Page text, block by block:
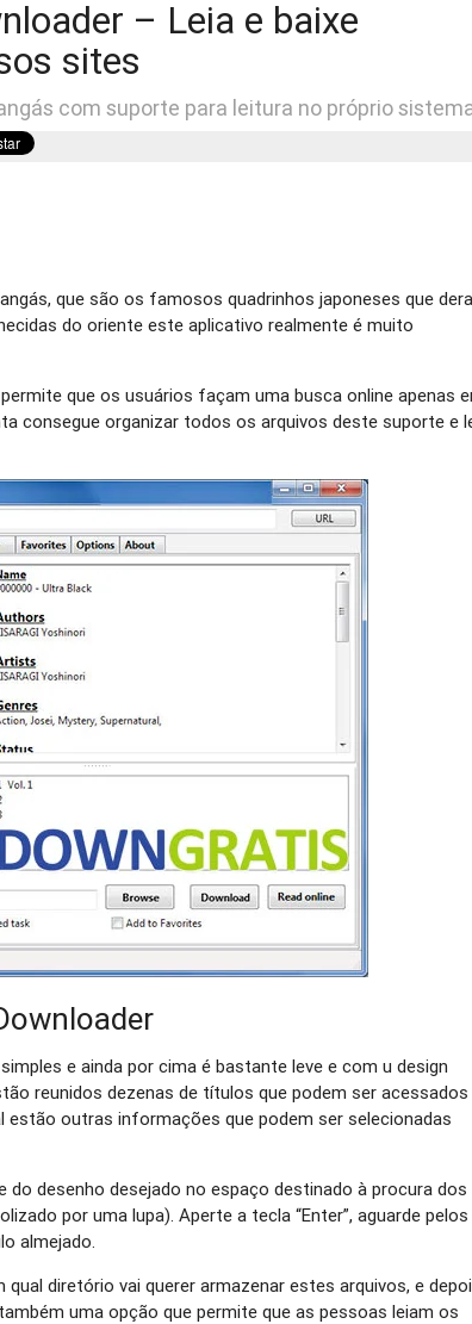
– Leia e baixe
sites
com suporte para leitura no próprio
que são os famosos quadrinhos japoneses que
do oriente este aplicativo realmente é muito
que os usuários façam uma busca online apenas
consegue organizar todos os arquivos deste suporte e
e ainda por cima é bastante leve e com u design
reunidos dezenas de títulos que podem ser acessados
estão outras informações que podem ser selecionadas
do desenho desejado no espaço destinado à procura dos
por uma lupa). Aperte a tecla “Enter”, aguarde pelos
almejado.
diretório vai querer armazenar estes arquivos, e
uma opção que permite que as pessoas leiam os